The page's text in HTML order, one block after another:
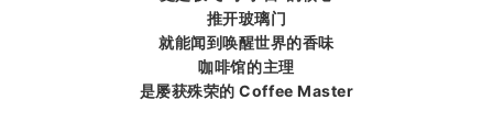
推开玻璃门
就能闻到唤醒世界的香味
咖啡馆的主理
是屡获殊荣的 Coffee Master